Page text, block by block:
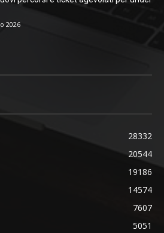
2026
28332
20544
19186
14574
7607
5051